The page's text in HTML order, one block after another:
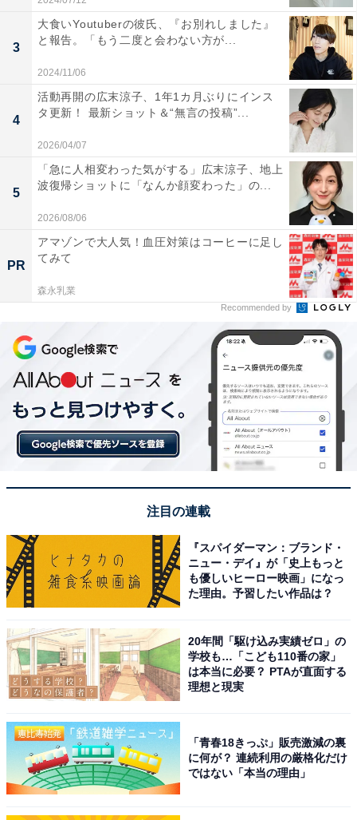
3
大食いYoutuberの彼氏、『お別れしました』
と報告。「もう二度と会わない方が...
2024/11/06
4
活動再開の広末涼子、1年1カ月ぶりにインス
タ更新！ 最新ショット＆“無言の投稿”...
2026/04/07
5
「急に人相変わった気がする」広末涼子、地上
波復帰ショットに「なんか顔変わった」の...
2026/08/06
PR
アマゾンで大人気！血圧対策はコーヒーに足し
てみて
森永乳業
Recommended by
注目の連載
『スパイダーマン：ブランド・
ニュー・デイ』が「史上もっと
も優しいヒーロー映画」になっ
た理由。予習したい作品は？
20年間「駆け込み実績ゼロ」の
学校も…「こども110番の家」
は本当に必要？ PTAが直面する
理想と現実
「青春18きっぷ」販売激減の裏
に何が？ 連続利用の厳格化だけ
ではない「本当の理由」